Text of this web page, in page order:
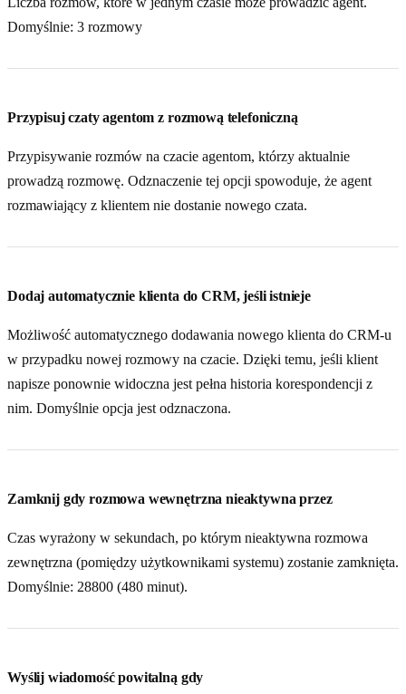
Domyślnie: 3 rozmowy
Przypisuj czaty agentom z rozmową telefoniczną
Przypisywanie rozmów na czacie agentom, którzy aktualnie
prowadzą rozmowę. Odznaczenie tej opcji spowoduje, że agent
rozmawiający z klientem nie dostanie nowego czata.
Dodaj automatycznie klienta do CRM, jeśli istnieje
Możliwość automatycznego dodawania nowego klienta do CRM-u
w przypadku nowej rozmowy na czacie. Dzięki temu, jeśli klient
napisze ponownie widoczna jest pełna historia korespondencji z
nim. Domyślnie opcja jest odznaczona.
Zamknij gdy rozmowa wewnętrzna nieaktywna przez
Czas wyrażony w sekundach, po którym nieaktywna rozmowa
zewnętrzna (pomiędzy użytkownikami systemu) zostanie zamknięta.
Domyślnie: 28800 (480 minut).
Wyślij wiadomość powitalną gdy